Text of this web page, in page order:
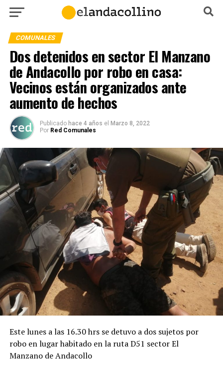
COMUNALES
Dos detenidos en sector El Manzano
de Andacollo por robo en casa:
Vecinos están organizados ante
aumento de hechos
Publicado hace 4 años el Marzo 8, 2022
Por Red Comunales
Este lunes a las 16.30 hrs se detuvo a dos sujetos por
robo en lugar habitado en la ruta D51 sector El
Manzano de Andacollo